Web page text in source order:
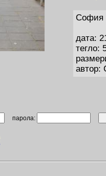
София
дата:
тегло:
автор:
парола: